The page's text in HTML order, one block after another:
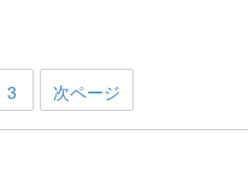
3 次ページ